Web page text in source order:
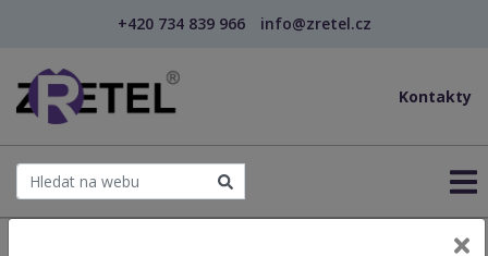
+420 734 839 966 info@zretel.cz
Kontakty